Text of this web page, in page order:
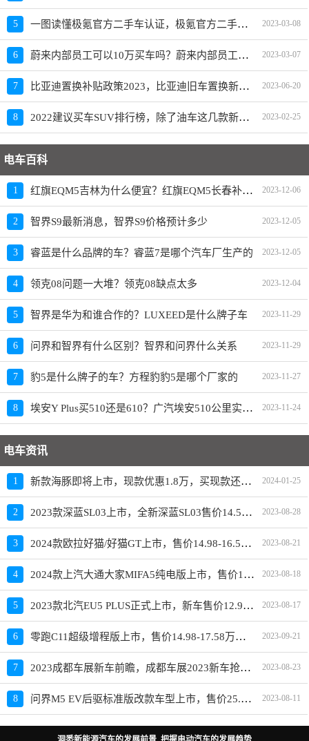
5 一图读懂极氪官方二手车认证，极氪官方二手车入口上线 2023-03-08
6 蔚来内部员工可以10万买车吗？蔚来内部员工爆料 2023-03-07
7 比亚迪置换补贴政策2023，比亚迪旧车置换新车价格表 2023-06-20
8 2022建议买车SUV排行榜，除了油车这几款新能源SUV也建议买 2023-02-25
电车百科
1 红旗EQM5吉林为什么便宜？红旗EQM5长春补贴政策 2023-12-06
2 智界S9最新消息，智界S9价格预计多少 2023-12-05
3 睿蓝是什么品牌的车？睿蓝7是哪个汽车厂生产的 2023-12-05
4 领克08问题一大堆？领克08缺点太多 2023-12-04
5 智界是华为和谁合作的？LUXEED是什么牌子车 2023-11-29
6 问界和智界有什么区别？智界和问界什么关系 2023-11-29
7 豹5是什么牌子的车？方程豹豹5是哪个厂家的 2023-11-27
8 埃安Y Plus买510还是610？广汽埃安510公里实际跑多远 2023-11-24
电车资讯
1 新款海豚即将上市，现款优惠1.8万，买现款还是再等等 2024-01-25
2 2023款深蓝SL03上市，全新深蓝SL03售价14.59-19.19万元 2023-08-28
3 2024款欧拉好猫/好猫GT上市，售价14.98-16.58万元 2023-08-21
4 2024款上汽大通大家MIFA5纯电版上市，售价19.98-23.28万元 2023-08-18
5 2023款北汽EU5 PLUS正式上市，新车售价12.99-15.59万元 2023-08-17
6 零跑C11超级增程版上市，售价14.98-17.58万元，换装1.5L四缸增程器 2023-09-21
7 2023成都车展新车前瞻，成都车展2023新车抢先看 2023-08-23
8 问界M5 EV后驱标准版改款车型上市，售价25.98万元 2023-08-11